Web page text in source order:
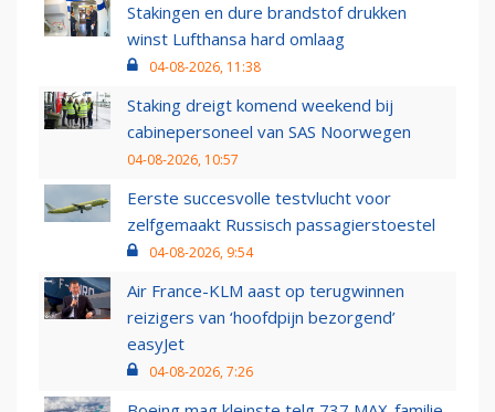
Stakingen en dure brandstof drukken
winst Lufthansa hard omlaag
04-08-2026, 11:38
Staking dreigt komend weekend bij
cabinepersoneel van SAS Noorwegen
04-08-2026, 10:57
Eerste succesvolle testvlucht voor
zelfgemaakt Russisch passagierstoestel
04-08-2026, 9:54
Air France-KLM aast op terugwinnen
reizigers van ‘hoofdpijn bezorgend’
easyJet
04-08-2026, 7:26